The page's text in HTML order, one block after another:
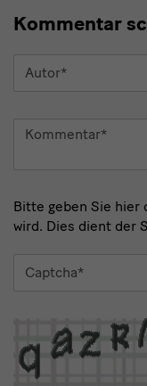
Kommentar
Autor
Kommentar
Bitte geben Sie hier
wird. Dies dient der
Captcha